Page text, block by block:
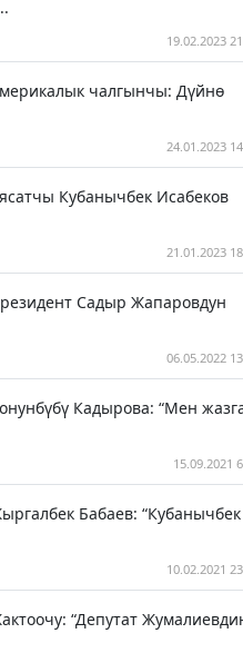
19.02.2023
чалгынчы: Дүйнө
24.01.2023
Кубанычбек Исабеков
21.01.2023
Садыр Жапаровдун
06.05.2022
Кадырова: “Мен
15.09.2021
Бабаев: “Кубанычбек
10.02.2021
“Депутат